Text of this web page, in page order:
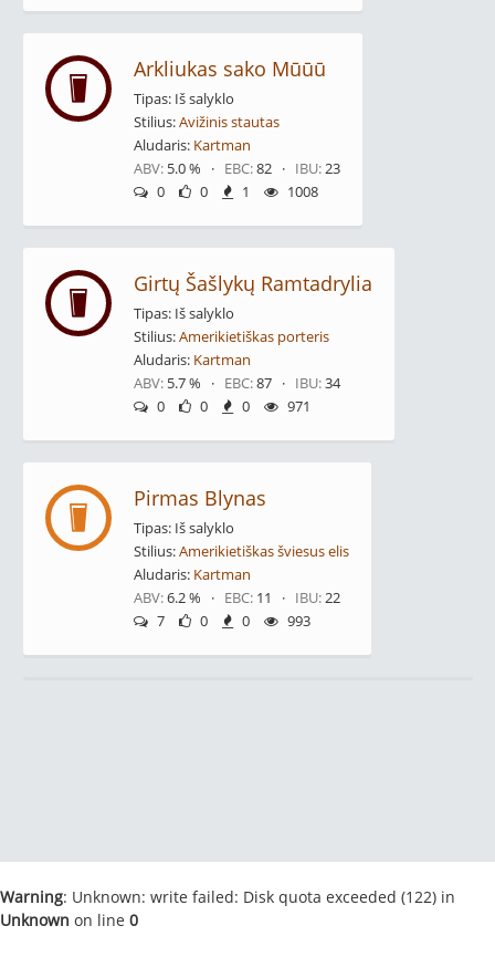
Arkliukas sako Mūūū
Tipas: Iš salyklo
Stilius:Avižinis stautas
Aludaris: Kartman
ABV: 5.0 % · EBC:82 · IBU:23
0
0 1 1008
Girtų Šašlykų Ramtadrylia
Tipas: Iš salyklo
Stilius:Amerikietiškas porteris
Aludaris: Kartman
ABV: 5.7 % · EBC:87 · IBU:34
0
0 0 971
Pirmas Blynas
Tipas: Iš salyklo
Stilius:Amerikietiškas šviesus elis
Aludaris: Kartman
ABV:6.2 % · EBC: 11 · IBU:22
7
0 0 993
Warning: Unknown: write failed: Disk quota exceeded (122) in
Unknown on line 0